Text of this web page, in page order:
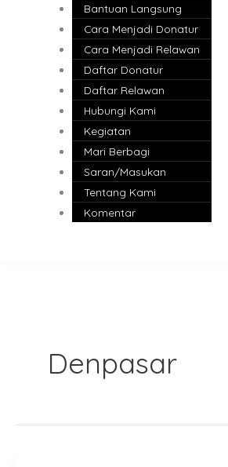
Bantuan Langsung
Cara Menjadi Donatur
Cara Menjadi Relawan
Daftar Donatur
Daftar Relawan
Hubungi Kami
Kegiatan
Mari Berbagi
Saran/Masukan
Tentang Kami
Komentar
Denpasar